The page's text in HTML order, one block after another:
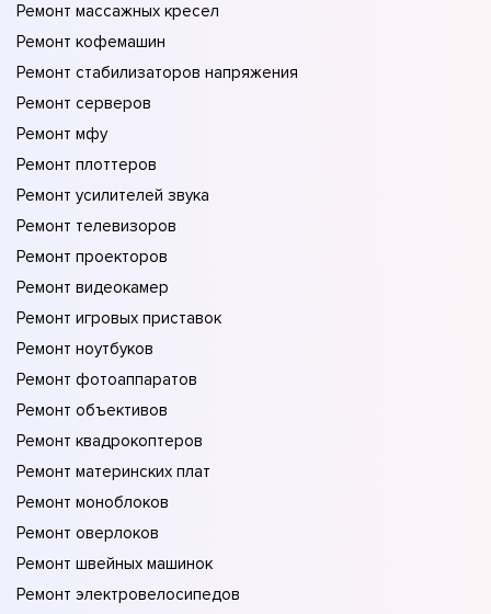
Ремонт массажных кресел
Ремонт кофемашин
Ремонт стабилизаторов напряжения
Ремонт серверов
Ремонт мфу
Ремонт плоттеров
Ремонт усилителей звука
Ремонт телевизоров
Ремонт проекторов
Ремонт видеокамер
Ремонт игровых приставок
Ремонт ноутбуков
Ремонт фотоаппаратов
Ремонт объективов
Ремонт квадрокоптеров
Ремонт материнских плат
Ремонт моноблоков
Ремонт оверлоков
Ремонт швейных машинок
Ремонт электровелосипедов